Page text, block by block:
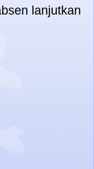
lanjutkan